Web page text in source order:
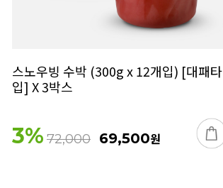
스노우빙 수박 (300g x 12개입) [대패타
입] X 3박스
3% 72,000 69,500원